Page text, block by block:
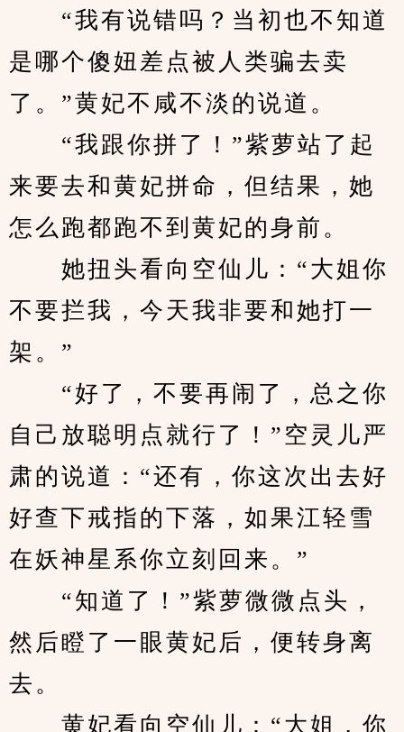
“我有说错吗？当初也不知道
是哪个傻妞差点被人类骗去卖
了。”黄妃不咸不淡的说道。
“我跟你拼了！”紫萝站了起
来要去和黄妃拼命，但结果，她
怎么跑都跑不到黄妃的身前。
她扭头看向空仙儿：“大姐你
不要拦我，今天我非要和她打一
架。”
“好了，不要再闹了，总之你
自己放聪明点就行了！”空灵儿严
肃的说道：“还有，你这次出去好
好查下戒指的下落，如果江轻雪
在妖神星系你立刻回来。”
“知道了！”紫萝微微点头，
然后瞪了一眼黄妃后，便转身离
去。
黄妃看向空仙儿：“大姐，你